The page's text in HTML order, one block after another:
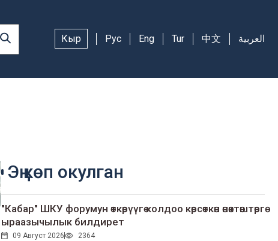
Кыр Рус Eng Tur 中文 العربية
Эң көп окулган
"Кабар" ШКУ форумун өткөрүүгө колдоо көрсөткөн өнөктөштөргө
ыраазычылык билдирет
09 Август 2026 2364